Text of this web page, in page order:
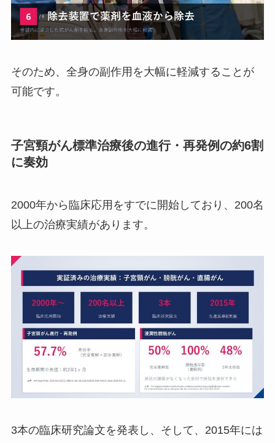
そのため、全身の副作用を大幅に軽減することが
可能です。
子宮頸がん標準治療後の進行・再発例の約6割
に奏効
2000年から臨床応用をすでに開始しており、200名
以上の治療実績があります。
3本の臨床研究論文を発表し、そして、2015年には